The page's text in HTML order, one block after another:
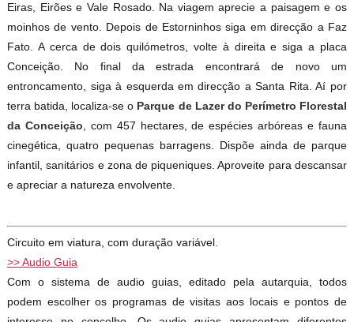
Eiras, Eirões e Vale Rosado. Na viagem aprecie a paisagem e os
moinhos de vento. Depois de Estorninhos siga em direcção a Faz
Fato. A cerca de dois quilómetros, volte à direita e siga a placa
Conceição. No final da estrada encontrará de novo um
entroncamento, siga à esquerda em direcção a Santa Rita. Aí por
terra batida, localiza-se o Parque de Lazer do Perímetro Florestal
da Conceição, com 457 hectares, de espécies arbóreas e fauna
cinegética, quatro pequenas barragens. Dispõe ainda de parque
infantil, sanitários e zona de piqueniques. Aproveite para descansar
e apreciar a natureza envolvente.
Circuito em viatura, com duração variável.
>> Audio Guia
Com o sistema de audio guias, editado pela autarquia, todos
podem escolher os programas de visitas aos locais e pontos de